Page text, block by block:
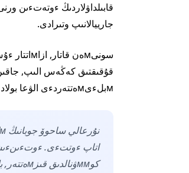
جارييالانىپ وتىرادى.
мبلءىмەتتەردءى الۋعا بولادى.